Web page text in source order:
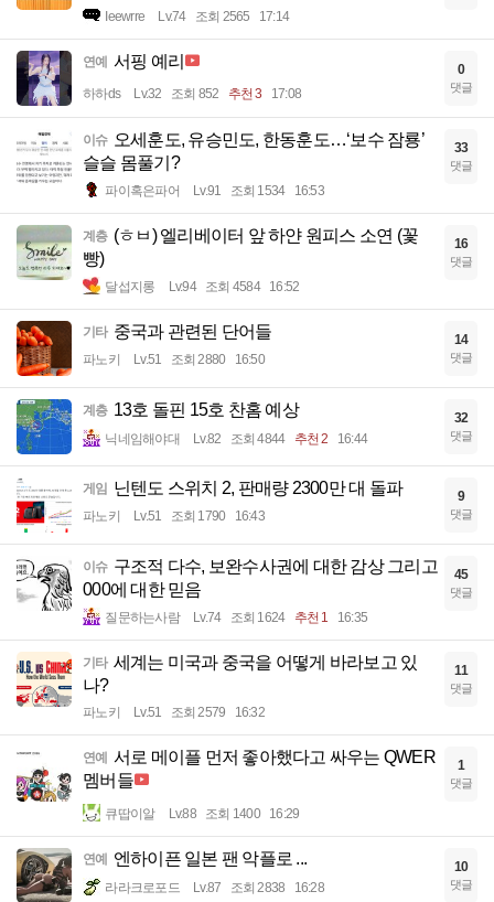
Ieewrre Lv.74 조회 2565 17:14
연예 서핑 예리
하하ds Lv.32 조회 852 추천 3 17:08
0
댓글
이슈 오세훈도, 유승민도, 한동훈도…‘보수 잠룡’
슬슬 몸풀기?
파이혹은파어 Lv.91 조회 1534 16:53
33
댓글
계층 (ㅎㅂ) 엘리베이터 앞 하얀 원피스 소연 (꽃
빵)
달섭지롱 Lv.94 조회 4584 16:52
16
댓글
기타 중국과 관련된 단어들
파노키 Lv.51 조회 2880 16:50
14
댓글
계층 13호 돌핀 15호 찬홈 예상
닉네임해야대 Lv.82 조회 4844 추천 2 16:44
32
댓글
게임 닌텐도 스위치 2, 판매량 2300만 대 돌파
파노키 Lv.51 조회 1790 16:43
9
댓글
이슈 구조적 다수, 보완수사권에 대한 감상 그리고
000에 대한 믿음
질문하는사람 Lv.74 조회 1624 추천 1 16:35
45
댓글
기타 세계는 미국과 중국을 어떻게 바라보고 있
나?
파노키 Lv.51 조회 2579 16:32
11
댓글
연예
서로 메이플 먼저 좋아했다고 싸우는 QWER
멤버들
큐땁이알 Lv.88 조회 1400 16:29
1
댓글
연예 엔하이픈 일본 팬 악플로 ...
라라크로포드 Lv.87 조회 2838 16:28
10
댓글